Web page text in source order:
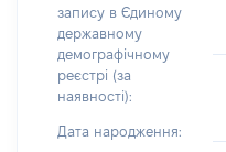
запису в Єдиному
державному
демографічному
реєстрі (за
наявності):
Дата народження: